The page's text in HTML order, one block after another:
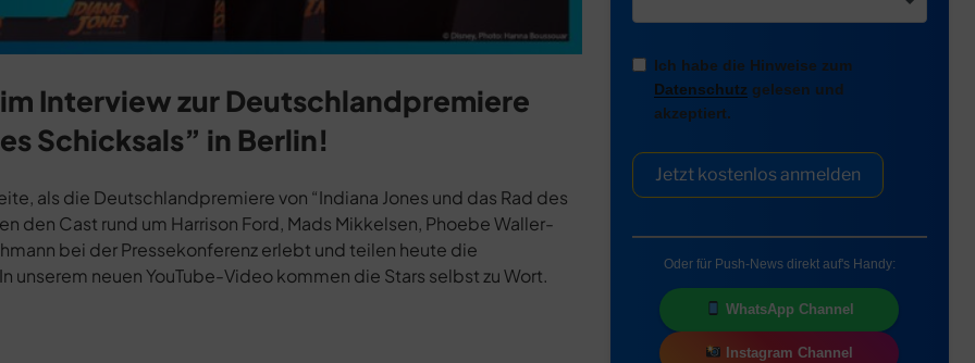
Interview zur Deutschlandpremiere
Schicksals” in Berlin!
als die Deutschlandpremiere von “Indiana Jones und das Rad des
den Cast rund um Harrison Ford, Mads Mikkelsen, Phoebe Waller-
bei der Pressekonferenz erlebt und teilen heute die
neuen YouTube-Video kommen die Stars selbst zu Wort.
Ich habe die Hinweise zum
Datenschutz gelesen und
akzeptiert.
Jetzt kostenlos anmelden
Oder für Push-News direkt auf's Handy:
WhatsApp Channel
Instagram Channel